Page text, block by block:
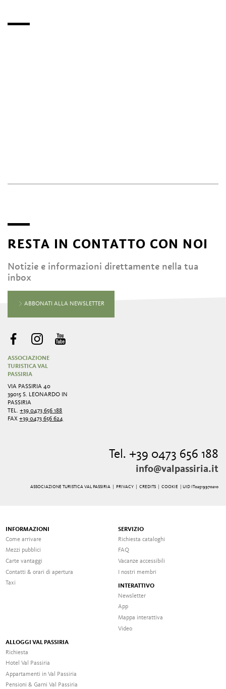
RESTA IN CONTATTO CON NOI
Notizie e informazioni direttamente nella tua
inbox
ABBONATI ALLA NEWSLETTER
ASSOCIAZIONE
TURISTICA VAL
PASSIRIA
VIA PASSIRIA 40
39015 S. LEONARDO IN
PASSIRIA
TEL.+39 0473 656 188
FAX+39 0473 656 624
Tel. +39 0473 656 188
info@valpassiria.it
ASSOCIAZIONE TURISTICA VAL PASSIRIA | PRIVACY| CREDITS| COOKIE | UID IT02519970210
INFORMAZIONI
Come arrivare
Mezzi pubblici
Carte vantaggi
Contatti & orari di apertura
Taxi
SERVIZIO
Richiesta cataloghi
FAQ
Vacanze accessibili
I nostri membri
INTERATTIVO
Newsletter
App
Mappa interattiva
Video
ALLOGGI VAL PASSIRIA
Richiesta
Hotel Val Passiria
Appartamenti in Val Passiria
Pensioni & Garni Val Passiria